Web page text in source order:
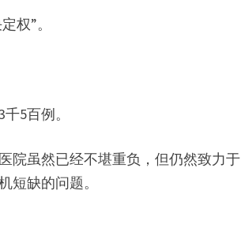
权”。
5百例。
院虽然已经不堪重负，但仍然致力于
短缺的问题。